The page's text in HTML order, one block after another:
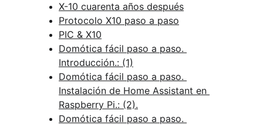
X-10 cuarenta años después
Protocolo X10 paso a paso
PIC & X10
Domótica fácil paso a paso.
Introducción.: (1)
Domótica fácil paso a paso.
Instalación de Home Assistant en
Raspberry Pi.: (2).
Domótica fácil paso a paso.